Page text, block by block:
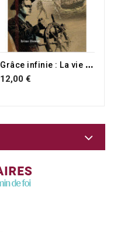
G
râce infinie : La vie de John Newton
12,00 €